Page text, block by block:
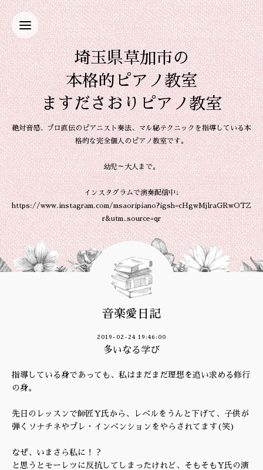
埼玉県草加市の
本格的ピアノ教室
ますださおりピアノ教室
絶対音感、プロ直伝のピアニスト奏法、マル秘テクニックを指導している本
格的な完全個人のピアノ教室です。
幼児～大人まで。
インスタグラムで演奏配信中↓
https://www.instagram.com/msaoripiano?igsh=cHgwMjlraGRwOTZ
r&utm_source=qr
音楽愛日記
2019-02-24 19:46:00
多いなる学び
指導している身であっても、私はまだまだ理想を追い求める修行
の身。
先日のレッスンで師匠Y氏から、レベルをうんと下げて、子供が
弾くソナチネやプレ・インベンションをやらされてます(笑)
なぜ、いまさら私に！？
と思うとモーレツに反抗してしまったけれど、そもそもY氏の演